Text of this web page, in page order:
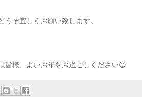
うぞ宜しくお願い致します。
皆様、よいお年をお過ごしください😊